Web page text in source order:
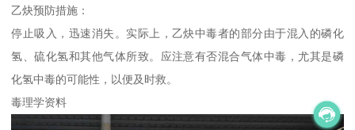
乙炔预防措施：
停止吸入，迅速消失。实际上，乙炔中毒者的部分由于混入的磷化
氢、硫化氢和其他气体所致。应注意有否混合气体中毒，尤其是磷
化氢中毒的可能性，以便及时救。
毒理学资料